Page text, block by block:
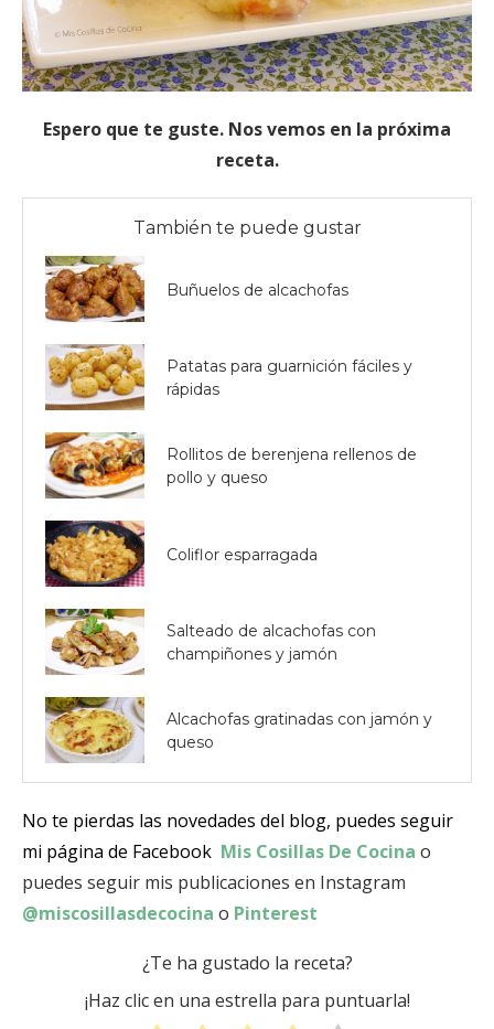
Espero que te guste. Nos vemos en la próxima
receta.
También te puede gustar
Buñuelos de alcachofas
Patatas para guarnición fáciles y
rápidas
Rollitos de berenjena rellenos de
pollo y queso
Coliflor esparragada
Salteado de alcachofas con
champiñones y jamón
Alcachofas gratinadas con jamón y
queso
No te pierdas las novedades del blog, puedes seguir
mi página de Facebook Mis Cosillas De Cocina o
puedes seguir mis publicaciones en Instagram
@miscosillasdecocina o Pinterest
¿Te ha gustado la receta?
¡Haz clic en una estrella para puntuarla!